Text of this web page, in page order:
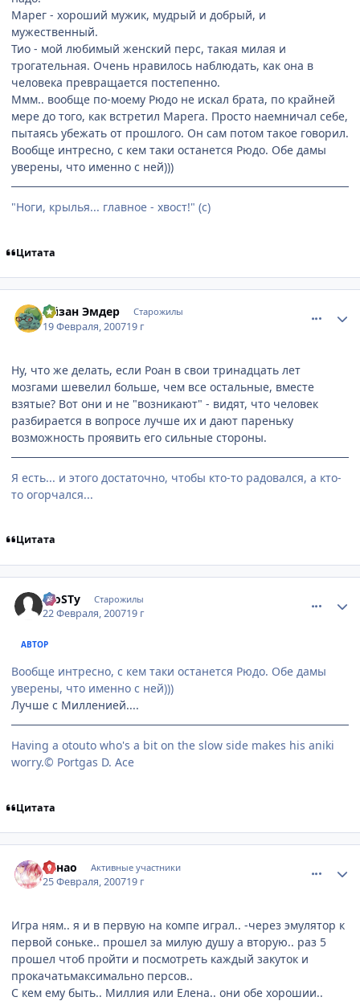
Марег - хороший мужик, мудрый и добрый, и
мужественный.
Тио - мой любимый женский перс, такая милая и
трогательная. Очень нравилось наблюдать, как она в
человека превращается постепенно.
Ммм.. вообще по-моему Рюдо не искал брата, по крайней
мере до того, как встретил Марега. Просто наемничал себе,
пытаясь убежать от прошлого. Он сам потом такое говорил.
Вообще интресно, с кем таки останется Рюдо. Обе дамы
уверены, что именно с ней)))
"Ноги, крылья... главное - хвост!" (с)
Цитата
Айзан Эмдер Старожилы
19 Февраля, 200719 г
Ну, что же делать, если Роан в свои тринадцать лет
мозгами шевелил больше, чем все остальные, вместе
взятые? Вот они и не "возникают" - видят, что человек
разбирается в вопросе лучше их и дают пареньку
возможность проявить его сильные стороны.
Я есть... и этого достаточно, чтобы кто-то радовался, а кто-
то огорчался...
Цитата
FroSTу Старожилы
22 Февраля, 200719 г
АВТОР
Вообще интресно, с кем таки останется Рюдо. Обе дамы
уверены, что именно с ней)))
Лучше с Милленией....
Having a otouto who's a bit on the slow side makes his aniki
worry.© Portgas D. Ace
Цитата
Санао Активные участники
25 Февраля, 200719 г
Игра ням.. я и в первую на компе играл.. -через эмулятор к
первой соньке.. прошел за милую душу а вторую.. раз 5
прошел чтоб пройти и посмотреть каждый закуток и
прокачатьмаксимально персов..
С кем ему быть.. Миллия или Елена.. они обе хорошии..